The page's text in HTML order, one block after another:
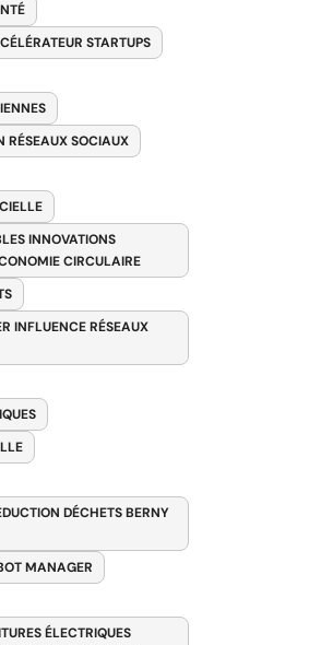
STARTUPS
RÉSEAUX SOCIAUX
INNOVATIONS
CIRCULAIRE
INFLUENCE RÉSEAUX
DÉCHETS BERNY
MANAGER
ÉLECTRIQUES